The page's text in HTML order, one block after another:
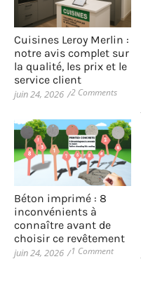
Cuisines Leroy Merlin :
notre avis complet sur
la qualité, les prix et le
service client
juin 24, 2026 /2 Comments
Béton imprimé : 8
inconvénients à
connaître avant de
choisir ce revêtement
juin 24, 2026 /1 Comment